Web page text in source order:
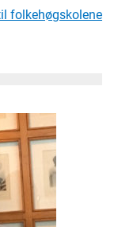
folkehøgskolene